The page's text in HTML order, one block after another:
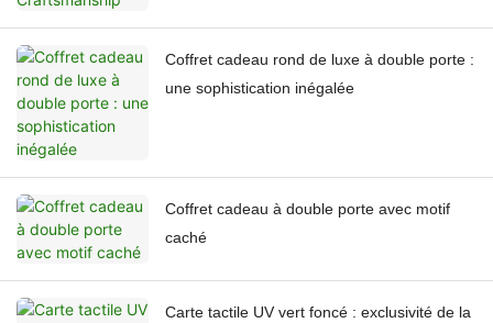
Coffret cadeau rond de luxe à double porte :
une sophistication inégalée
Coffret cadeau à double porte avec motif
caché
Carte tactile UV vert foncé : exclusivité de la